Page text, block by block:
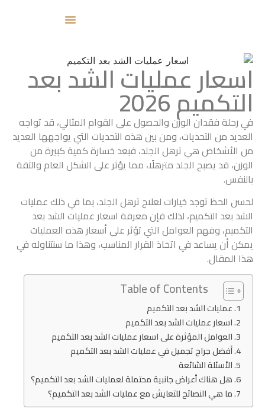
اسعار عمليات الشد بعد
التكميم 2026
في رحلة فقدان الوزن والحصول على القوام المثالي، قد تواجه
العديد من التحديات، ومن بين هذه التحديات التي يواجهها العديد
من الأشخاص هي ترهل الجلد، فبعد خسارة كمية كبيرة من
الوزن، قد يصبح الجلد مترهلًا، مما يؤثر على الشكل العام والثقة
بالنفس.
لحسن الحظ توجد خيارات لعلاج ترهل الجلد، بما في ذلك عمليات
الشد بعد التكميم، لذلك فإن معرفة اسعار عمليات الشد بعد
التكميم، وفهم العوامل التي تؤثر على أسعار هذه العمليات
يمكن أن يساعد في اتخاذ القرار المناسب، وهذا ما سنتناوله في
هذا المقال.
Table of Contents
عمليات الشد بعد التكميم
اسعار عمليات الشد بعد التكميم
العوامل المؤثرة على اسعار عمليات الشد بعد التكميم
أفضل جراح تجميل في عمليات الشد بعد التكميم
الأسئلة الشائعة
هل هناك أعراض جانبية محتملة لعمليات الشد بعد التكميم؟
ما هي النصائح للتعايش مع عمليات الشد بعد التكميم؟